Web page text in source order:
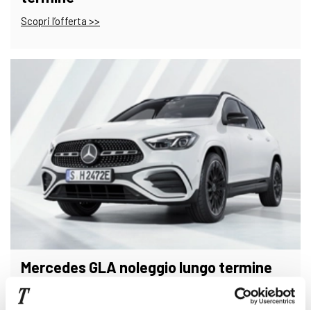
Scopri l’offerta >>
Mercedes GLA noleggio lungo termine
Scopri l’offerta >>